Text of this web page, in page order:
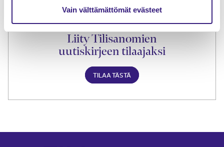
Vain välttämättömät evästeet
Liity Tilisanomien
uutiskirjeen tilaajaksi
TILAA TÄSTÄ